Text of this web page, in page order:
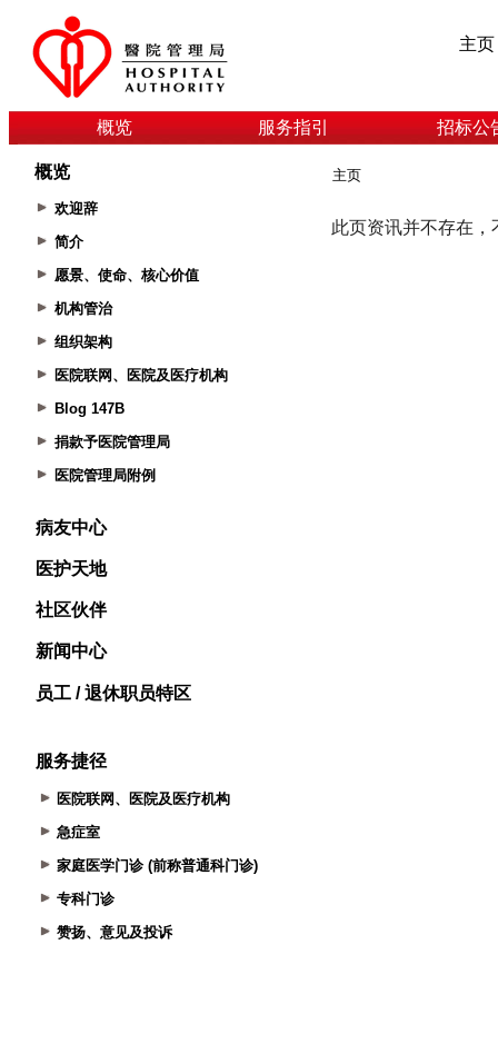
主页
概览 服务指引 招标公
概览
欢迎辞
简介
愿景、使命、核心价值
机构管治
组织架构
医院联网、医院及医疗机构
Blog 147B
捐款予医院管理局
医院管理局附例
病友中心
医护天地
社区伙伴
新闻中心
员工 / 退休职员特区
服务捷径
医院联网、医院及医疗机构
急症室
家庭医学门诊 (前称普通科门诊)
专科门诊
赞扬、意见及投诉
主页